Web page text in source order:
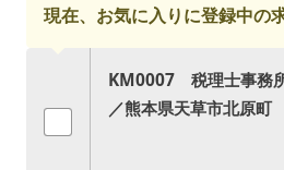
現在、お気に入りに登録中の
KM0007 税理士事務
／熊本県天草市北原町